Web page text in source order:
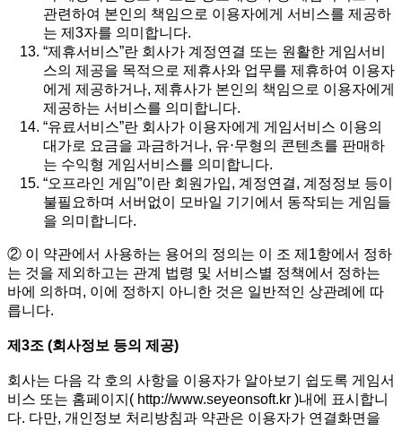
관련하여 본인의 책임으로 이용자에게 서비스를 제공하
는 제3자를 의미합니다.
“제휴서비스”란 회사가 계정연결 또는 원활한 게임서비
스의 제공을 목적으로 제휴사와 업무를 제휴하여 이용자
에게 제공하거나, 제휴사가 본인의 책임으로 이용자에게
제공하는 서비스를 의미합니다.
“유료서비스”란 회사가 이용자에게 게임서비스 이용의
대가로 요금을 과금하거나, 유⋅무형의 콘텐츠를 판매하
는 수익형 게임서비스를 의미합니다.
“오프라인 게임”이란 회원가입, 계정연결, 계정정보 등이
불필요하며 서버없이 모바일 기기에서 동작되는 게임들
을 의미합니다.
② 이 약관에서 사용하는 용어의 정의는 이 조 제1항에서 정하
는 것을 제외하고는 관계 법령 및 서비스별 정책에서 정하는
바에 의하며, 이에 정하지 아니한 것은 일반적인 상관례에 따
릅니다.
제3조 (회사정보 등의 제공)
회사는 다음 각 호의 사항을 이용자가 알아보기 쉽도록 게임서
비스 또는 홈페이지( http://www.seyeonsoft.kr )내에 표시합니
다. 다만, 개인정보 처리방침과 약관은 이용자가 연결화면을